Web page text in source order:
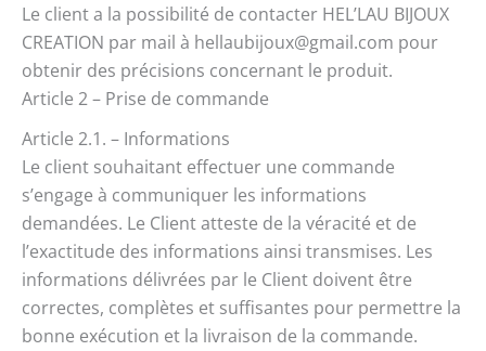
Le client a la possibilité de contacter HEL’LAU BIJOUX
CREATION par mail à hellaubijoux@gmail.com pour
obtenir des précisions concernant le produit.
Article 2 – Prise de commande
Article 2.1. – Informations
Le client souhaitant effectuer une commande
s’engage à communiquer les informations
demandées. Le Client atteste de la véracité et de
l’exactitude des informations ainsi transmises. Les
informations délivrées par le Client doivent être
correctes, complètes et suffisantes pour permettre la
bonne exécution et la livraison de la commande.